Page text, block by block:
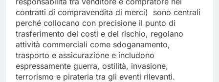
contratti di compravendita di merci) sono centrali
perché collocano con precisione il punto di
trasferimento dei costi e del rischio, regolano
attività commerciali come sdoganamento,
trasporto e assicurazione e includono
espressamente guerra, ostilità, invasione,
terrorismo e pirateria tra gli eventi rilevanti.